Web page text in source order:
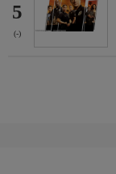
5
(-)